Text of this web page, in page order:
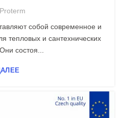
Proterm
собой современное и
тепловых и сантехнических
состоя...